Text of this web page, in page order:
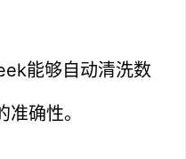
能够自动清洗数
确性。